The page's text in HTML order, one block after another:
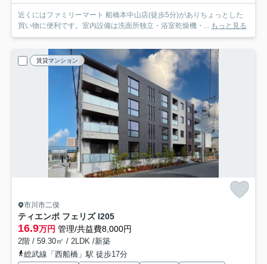
近くにはファミリーマート 船橋本中山店(徒歩5分)がありちょっとした
買い物に便利です。室内設備は洗面所独立・浴室乾燥機・... もっと見る
賃貸マンション
市川市二俣
ティエンポ フェリズ I205
16.9万円 管理/共益費8,000円
2階 / 59.30㎡ / 2LDK /新築
総武線「西船橋」駅 徒歩17分